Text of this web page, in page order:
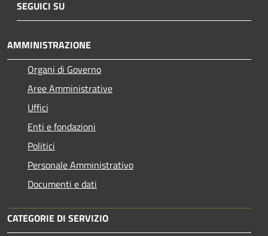
SEGUICI SU
AMMINISTRAZIONE
Organi di Governo
Aree Amministrative
Uffici
Enti e fondazioni
Politici
Personale Amministrativo
Documenti e dati
CATEGORIE DI SERVIZIO